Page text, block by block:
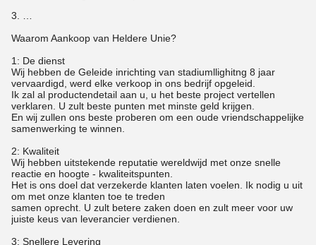
3. …
Waarom Aankoop van Heldere Unie?
1: De dienst
Wij hebben de Geleide inrichting van stadiumllighitng 8 jaar
vervaardigd, werd elke verkoop in ons bedrijf opgeleid.
Ik zal al productendetail aan u, u het beste project vertellen
verklaren. U zult beste punten met minste geld krijgen.
En wij zullen ons beste proberen om een oude vriendschappelijke
samenwerking te winnen.
2: Kwaliteit
Wij hebben uitstekende reputatie wereldwijd met onze snelle
reactie en hoogte - kwaliteitspunten.
Het is ons doel dat verzekerde klanten laten voelen. Ik nodig u uit
om met onze klanten toe te treden
samen oprecht. U zult betere zaken doen en zult meer voor uw
juiste keus van leverancier verdienen.
3: Snellere Levering